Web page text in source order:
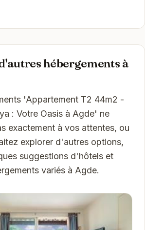
hébergements à
'Appartement T2 44m2 -
: Votre Oasis à Agde' ne
exactement à vos attentes, ou
explorer d'autres options,
suggestions d'hôtels et
variés à Agde.